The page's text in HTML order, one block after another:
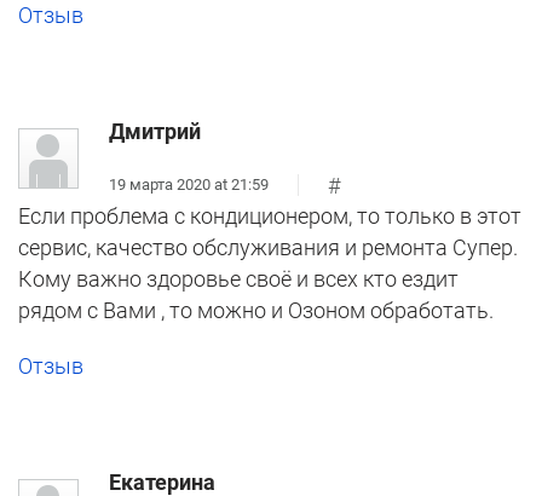
Отзыв
Дмитрий
19 марта 2020 at 21:59
#
Если проблема с кондиционером, то только в этот
сервис, качество обслуживания и ремонта Супер.
Кому важно здоровье своё и всех кто ездит
рядом с Вами , то можно и Озоном обработать.
Отзыв
Екатерина